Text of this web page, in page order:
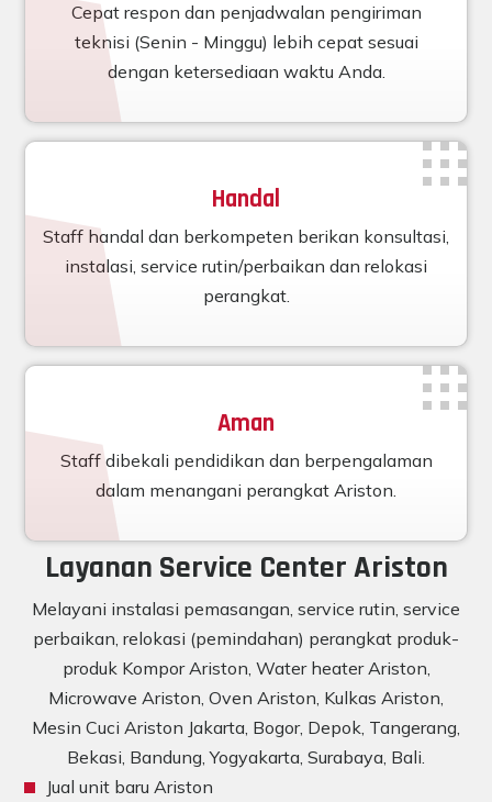
Cepat respon dan penjadwalan pengiriman
teknisi (Senin - Minggu) lebih cepat sesuai
dengan ketersediaan waktu Anda.
Handal
Staff handal dan berkompeten berikan konsultasi,
instalasi, service rutin/perbaikan dan relokasi
perangkat.
Aman
Staff dibekali pendidikan dan berpengalaman
dalam menangani perangkat Ariston.
Layanan Service Center Ariston
Melayani instalasi pemasangan, service rutin, service
perbaikan, relokasi (pemindahan) perangkat produk-
produk Kompor Ariston, Water heater Ariston,
Microwave Ariston, Oven Ariston, Kulkas Ariston,
Mesin Cuci Ariston Jakarta, Bogor, Depok, Tangerang,
Bekasi, Bandung, Yogyakarta, Surabaya, Bali.
Jual unit baru Ariston